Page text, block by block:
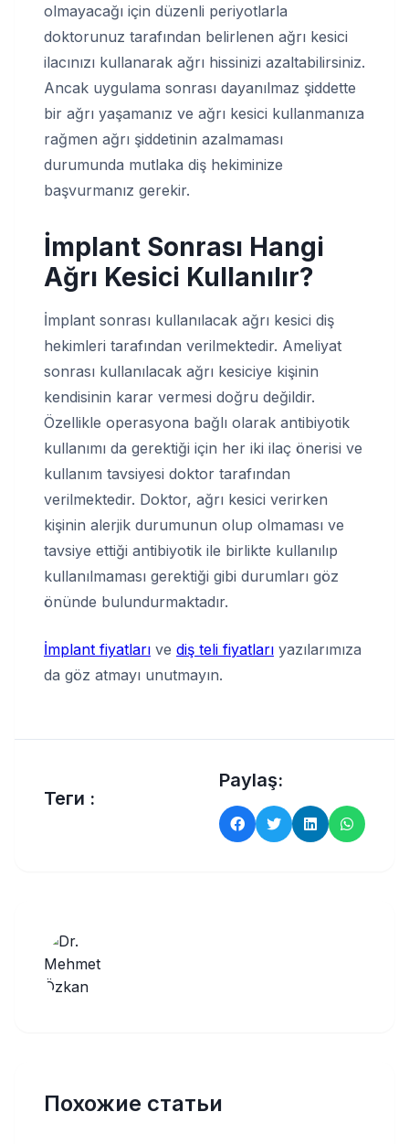
olmayacağı için düzenli periyotlarla
doktorunuz tarafından belirlenen ağrı kesici
ilacınızı kullanarak ağrı hissinizi azaltabilirsiniz.
Ancak uygulama sonrası dayanılmaz şiddette
bir ağrı yaşamanız ve ağrı kesici kullanmanıza
rağmen ağrı şiddetinin azalmaması
durumunda mutlaka diş hekiminize
başvurmanız gerekir.
İmplant Sonrası Hangi
Ağrı Kesici Kullanılır?
İmplant sonrası kullanılacak ağrı kesici diş
hekimleri tarafından verilmektedir. Ameliyat
sonrası kullanılacak ağrı kesiciye kişinin
kendisinin karar vermesi doğru değildir.
Özellikle operasyona bağlı olarak antibiyotik
kullanımı da gerektiği için her iki ilaç önerisi ve
kullanım tavsiyesi doktor tarafından
verilmektedir. Doktor, ağrı kesici verirken
kişinin alerjik durumunun olup olmaması ve
tavsiye ettiği antibiyotik ile birlikte kullanılıp
kullanılmaması gerektiği gibi durumları göz
önünde bulundurmaktadır.
İmplant fiyatları ve diş teli fiyatları yazılarımıza
da göz atmayı unutmayın.
Теги :
Paylaş:
Похожие статьи